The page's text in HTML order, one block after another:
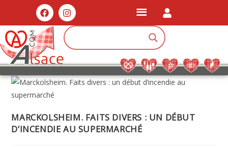
MARCKOLSHEIM. FAITS DIVERS : UN DÉBUT
D’INCENDIE AU SUPERMARCHÉ